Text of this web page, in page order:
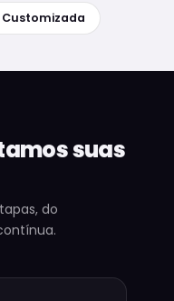
Customizada
suas
do